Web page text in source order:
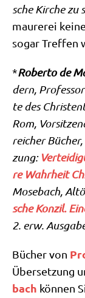
sche Kir­che zu
mau­re­rei
sogar Tref­fen
*Rober­to de
dern,
te des
Rom,
rei­cher
zung:
re Wahr­heit
Mose­bach,
sche Kon­zil.
2. erw.
Bücher von
Über­set­zung
bach kön­nen